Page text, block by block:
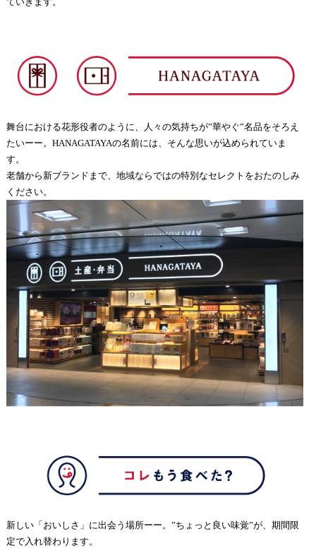
舞台における花形役者のように、人々の気持ちが”華やぐ”名品をそろえ
たいーー。HANAGATAYAの名前には、そんな思いが込められていま
す。
老舗から新ブランドまで、地域ならではの特別なセレクトをおたのしみ
ください。
新しい「おいしさ」に出会う場所ーー。”ちょっと良い味覚”が、期間限
定で入れ替わります。